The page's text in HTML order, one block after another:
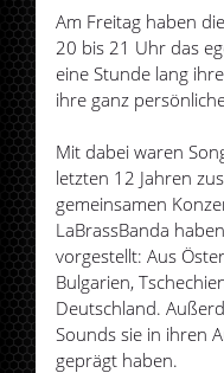
Am Freitag haben
20 bis 21 Uhr das
eine Stunde lang
ihre ganz
Mit dabei waren
letzten 12 Jahren
gemeinsamen
LaBrassBanda
vorgestellt: Aus
Bulgarien,
Deutschland.
Sounds sie in ihren
geprägt haben.